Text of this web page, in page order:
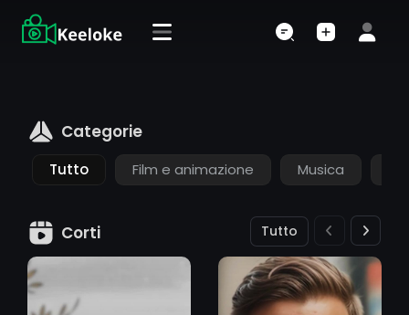
Categorie
Tutto Film e animazione Musica
Corti Tutto